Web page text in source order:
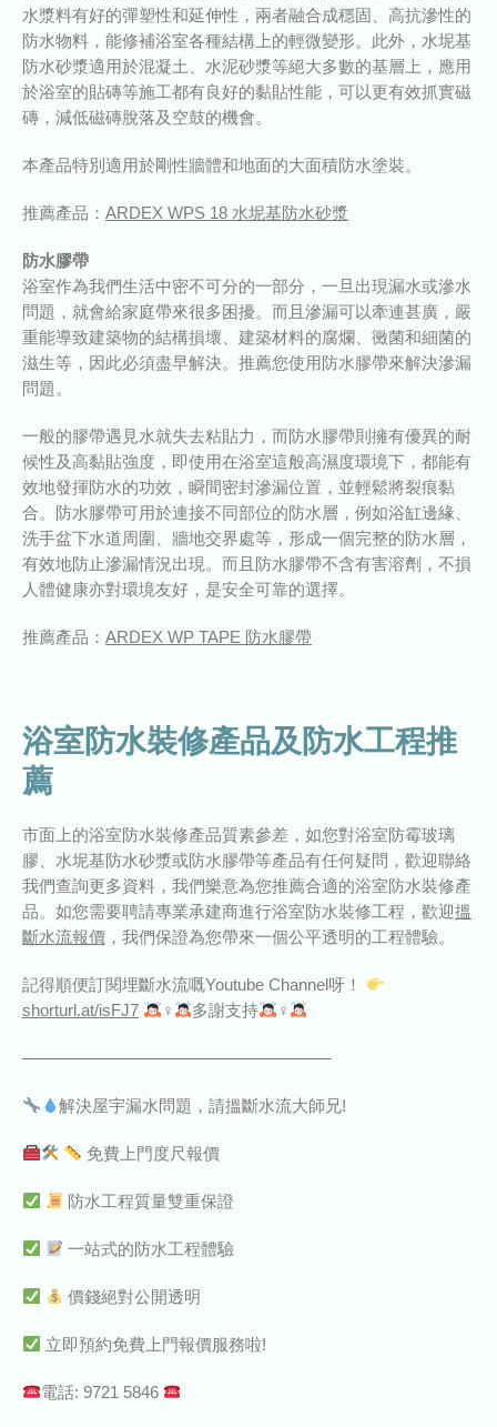
水漿料有好的彈塑性和延伸性，兩者融合成穩固、高抗滲性的
防水物料，能修補浴室各種結構上的輕微變形。此外，水坭基
防水砂漿適用於混凝土、水泥砂漿等絕大多數的基層上，應用
於浴室的貼磚等施工都有良好的黏貼性能，可以更有效抓實磁
磚，減低磁磚脫落及空鼓的機會。
本產品特別適用於剛性牆體和地面的大面積防水塗裝。
推薦產品： ARDEX WPS 18 水坭基防水砂漿
防水膠帶
浴室作為我們生活中密不可分的一部分，一旦出現漏水或滲水
問題，就會給家庭帶來很多困擾。而且滲漏可以牽連甚廣，嚴
重能導致建築物的結構損壞、建築材料的腐爛、黴菌和細菌的
滋生等，因此必須盡早解決。推薦您使用防水膠帶來解決滲漏
問題。
一般的膠帶遇見水就失去粘貼力，而防水膠帶則擁有優異的耐
候性及高黏貼強度，即使用在浴室這般高濕度環境下，都能有
效地發揮防水的功效，瞬間密封滲漏位置，並輕鬆將裂痕黏
合。防水膠帶可用於連接不同部位的防水層，例如浴缸邊緣、
洗手盆下水道周圍、牆地交界處等，形成一個完整的防水層，
有效地防止滲漏情況出現。而且防水膠帶不含有害溶劑，不損
人體健康亦對環境友好，是安全可靠的選擇。
推薦產品： ARDEX WP TAPE 防水膠帶
浴室防水裝修產品及防水工程推
薦
市面上的浴室防水裝修產品質素參差，如您對浴室防霉玻璃
膠、水坭基防水砂漿或防水膠帶等產品有任何疑問，歡迎聯絡
我們查詢更多資料，我們樂意為您推薦合適的浴室防水裝修產
品。如您需要聘請專業承建商進行浴室防水裝修工程，歡迎搵
斷水流報價 ，我們保證為您帶來一個公平透明的工程體驗。
記得順便訂閱埋斷水流嘅Youtube Channel呀！
shorturl.at/isFJ7
‍♀‍ 多謝支持 ‍♀‍
——————————————————–
解決屋宇漏水問題，請搵斷水流大師兄!
免費上門度尺報價
防水工程質量雙重保證
一站式的防水工程體驗
價錢絕對公開透明
立即預約免費上門報價服務啦!
電話: 9721 5846